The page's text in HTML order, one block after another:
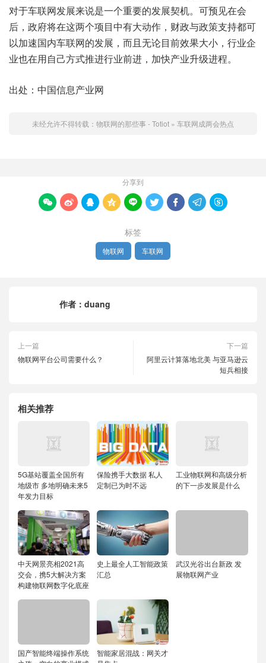
对于车联网发展来说是一个重要的发展契机。可预见在会
后，政府将在这两个项目中有大动作，财政与政策支持都可
以加速国内车联网的发展，而且无论目前效果大小，行业企
业也在用自己方式推进行业前进，加快产业升级进程。
出处：中国信息产业网
未经允许不得转载： 物联网的那些事 - Totiot » 车联网成两会热点
分享到
        
标签
物联网 车联网
作者： duang
上一篇
物联网平台公司需要什么？
下一篇
阿里云计算落地北美 与亚马逊云
短兵相接
相关推荐
5G基站覆盖全国所有
地级市 多地明确未来5
年发力目标
保险携手大数据 私人
定制已为时不远
工业物联网和高级分析
的下一步发展是什么
中天网景亮相2021高
交会，携5大解决方案
构建物联网数字化底座
史上最全人工智能政策
汇总
武汉光谷出台新政 发
展物联网产业
国产智能终端操作系统
智能家居混战：网关才